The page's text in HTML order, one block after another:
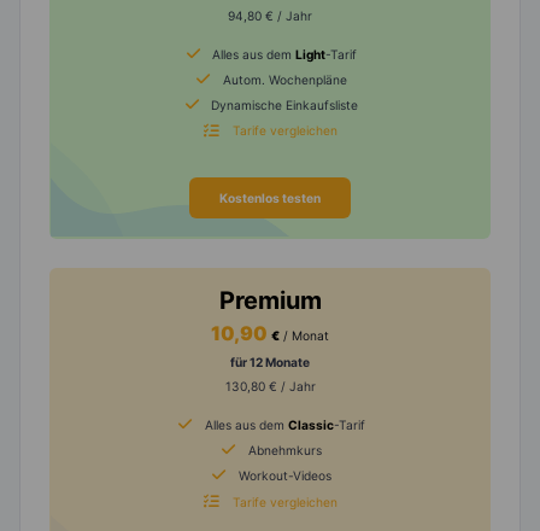
94,80 € / Jahr
Alles aus dem Light-Tarif
Autom. Wochenpläne
Dynamische Einkaufsliste
Tarife vergleichen
Kostenlos testen
Premium
10,90 € / Monat
für 12 Monate
130,80 € / Jahr
Alles aus dem Classic-Tarif
Abnehmkurs
Workout-Videos
Tarife vergleichen